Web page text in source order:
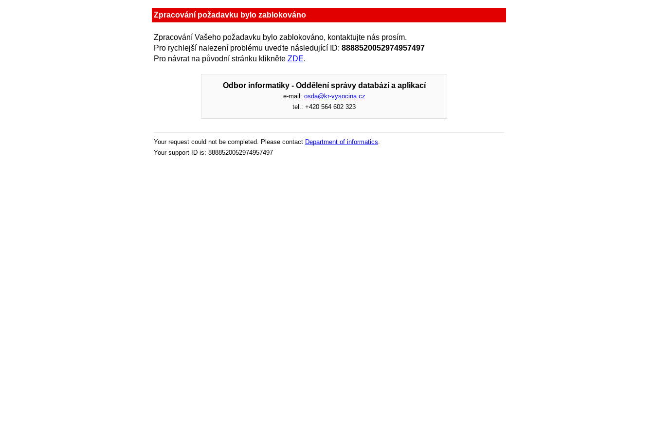
Zpracování požadavku bylo zablokováno
Zpracování Vašeho požadavku bylo zablokováno, kontaktujte nás prosím.
Pro rychlejší nalezení problému uveďte následující ID: 8888520052974957497
Pro návrat na původní stránku klikněte ZDE.
Odbor informatiky - Oddělení správy databází a aplikací
e-mail: osda@kr-vysocina.cz
tel.: +420 564 602 323
Your request could not be completed. Please contact Department of informatics.
Your support ID is: 8888520052974957497